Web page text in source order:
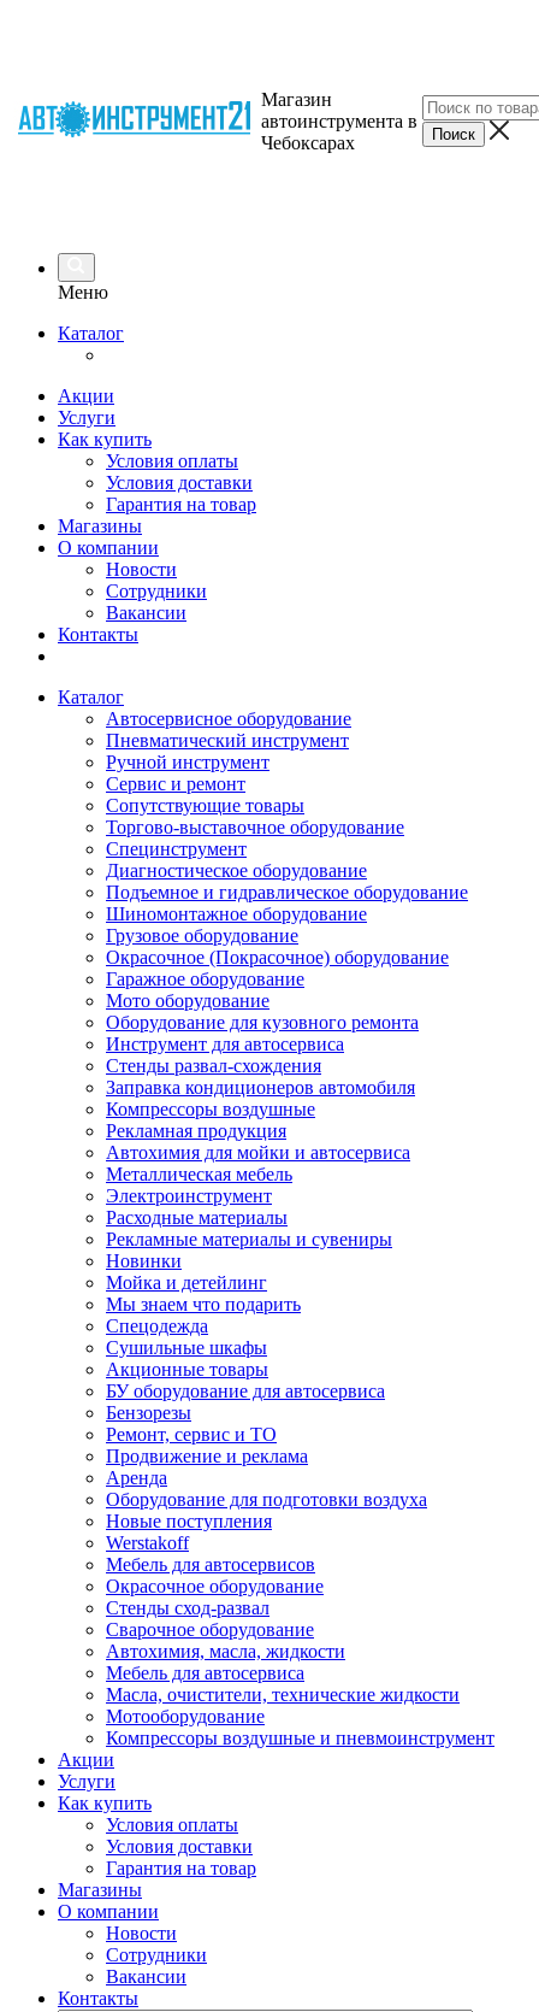
Магазин
автоинструмента в
Чебоксарах
Меню
Каталог
Акции
Услуги
Как купить
Условия оплаты
Условия доставки
Гарантия на товар
Магазины
О компании
Новости
Сотрудники
Вакансии
Контакты
Каталог
Автосервисное оборудование
Пневматический инструмент
Ручной инструмент
Сервис и ремонт
Сопутствующие товары
Торгово-выставочное оборудование
Специнструмент
Диагностическое оборудование
Подъемное и гидравлическое оборудование
Шиномонтажное оборудование
Грузовое оборудование
Окрасочное (Покрасочное) оборудование
Гаражное оборудование
Мото оборудование
Оборудование для кузовного ремонта
Инструмент для автосервиса
Стенды развал-схождения
Заправка кондиционеров автомобиля
Компрессоры воздушные
Рекламная продукция
Автохимия для мойки и автосервиса
Металлическая мебель
Электроинструмент
Расходные материалы
Рекламные материалы и сувениры
Новинки
Мойка и детейлинг
Мы знаем что подарить
Спецодежда
Сушильные шкафы
Акционные товары
БУ оборудование для автосервиса
Бензорезы
Ремонт, сервис и ТО
Продвижение и реклама
Аренда
Оборудование для подготовки воздуха
Новые поступления
Werstakoff
Мебель для автосервисов
Окрасочное оборудование
Стенды сход-развал
Сварочное оборудование
Автохимия, масла, жидкости
Мебель для автосервиса
Масла, очистители, технические жидкости
Мотооборудование
Компрессоры воздушные и пневмоинструмент
Акции
Услуги
Как купить
Условия оплаты
Условия доставки
Гарантия на товар
Магазины
О компании
Новости
Сотрудники
Вакансии
Контакты